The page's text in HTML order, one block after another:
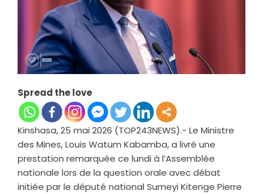
Spread the love
Kinshasa, 25 mai 2026 (TOP243NEWS).- Le Ministre
des Mines, Louis Watum Kabamba, a livré une
prestation remarquée ce lundi à l’Assemblée
nationale lors de la question orale avec débat
initiée par le député national Sumeyi Kitenge Pierre